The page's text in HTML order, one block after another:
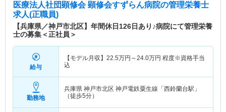
医療法人社団顕修会 顕修会すずらん病院の管理栄養士
求人(正職員)
【兵庫県／神戸市北区】年間休日126日あり♪病院にて管理栄養
士の募集＜正社員＞
給与
【モデル月収】 22.5万円～24.0万円 程度※資格手当
込
勤務地
兵庫県 神戸市北区 神戸電鉄粟生線「西鈴蘭台駅」
（徒歩5分）